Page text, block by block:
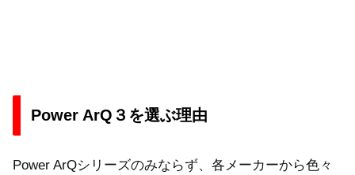
Power ArQ３を選ぶ理由
Power ArQシリーズのみならず、各メーカーから色々